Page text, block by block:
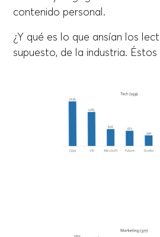
contenido personal.
¿Y qué es lo que ansían los
supuesto, de la industria.